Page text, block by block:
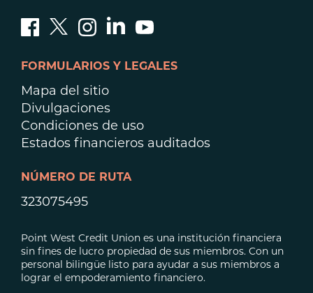
FORMULARIOS Y LEGALES
Mapa del sitio
Divulgaciones
Condiciones de uso
Estados financieros auditados
NÚMERO DE RUTA
323075495
Point West Credit Union es una institución financiera
sin fines de lucro propiedad de sus miembros. Con un
personal bilingüe listo para ayudar a sus miembros a
lograr el empoderamiento financiero.